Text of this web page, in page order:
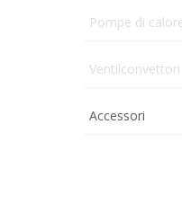
Pompe di
Ventilconvettori
Accessori